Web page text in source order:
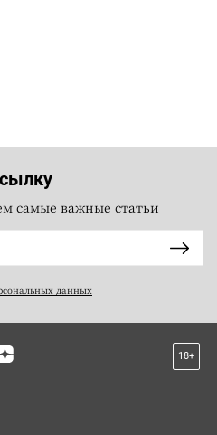
самые важные статьи
данных
18+